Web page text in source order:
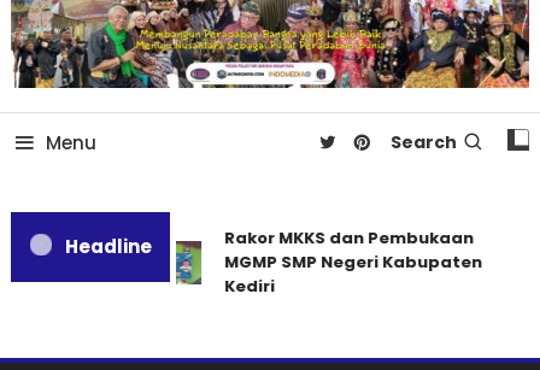
Menu Search
Headline
Rakor MKKS dan Pembukaan
MGMP SMP Negeri Kabupaten
Kediri